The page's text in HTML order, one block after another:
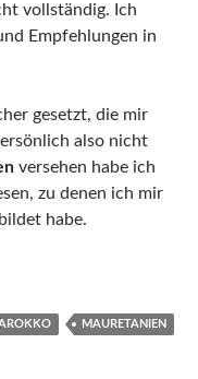
vollständig. Ich
Empfehlungen in
gesetzt, die mir
also nicht
versehen habe ich
zu denen ich mir
habe.
und über den Maghreb
MAURETANIEN